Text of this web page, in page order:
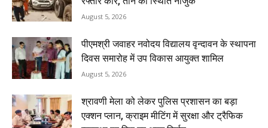
August 5, 2026
पीएमश्री जवाहर नवोदय विद्यालय वृन्दावन के स्थापना
दिवस समारोह में उप विकास आयुक्त शामिल
August 5, 2026
श्रावणी मेला को लेकर पुलिस प्रशासन का बड़ा
एक्शन प्लान, क्राइम मीटिंग में सुरक्षा और ट्रैफिक